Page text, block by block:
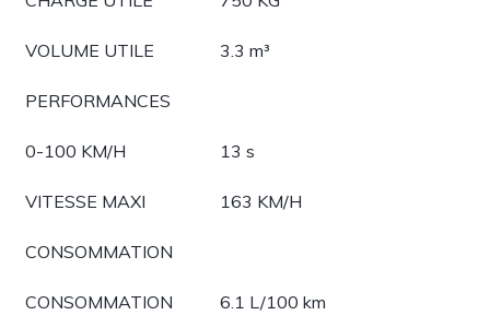
VOLUME UTILE 3.3 m³
PERFORMANCES
0-100 KM/H 13 s
VITESSE MAXI 163 KM/H
CONSOMMATION
CONSOMMATION
6.1 L/100 km